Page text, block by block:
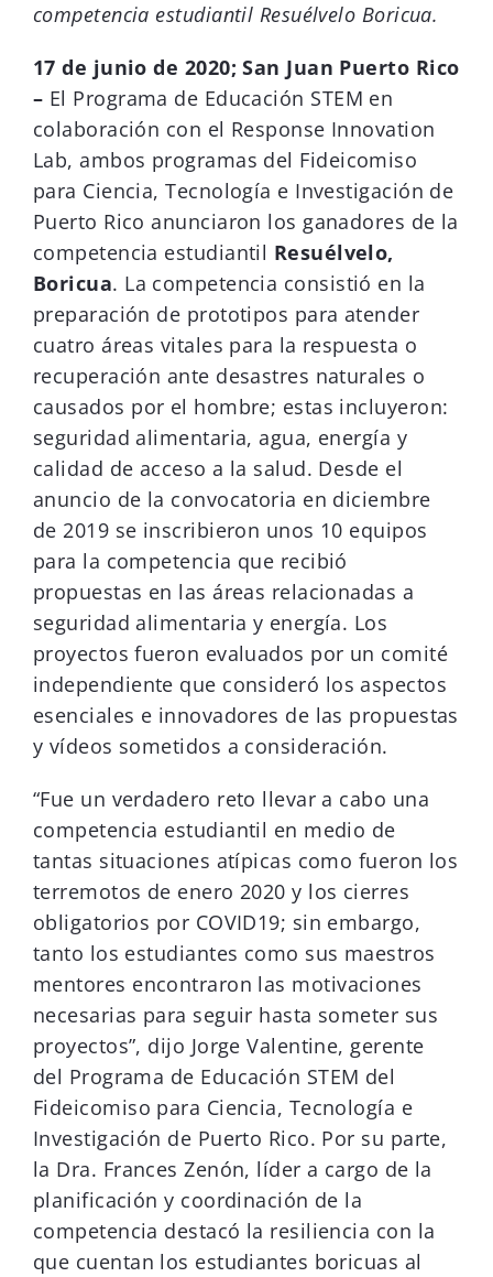
competencia estudiantil Resuélvelo Boricua.
17 de junio de 2020; San Juan Puerto Rico
– El Programa de Educación STEM en
colaboración con el Response Innovation
Lab, ambos programas del Fideicomiso
para Ciencia, Tecnología e Investigación de
Puerto Rico anunciaron los ganadores de la
competencia estudiantil Resuélvelo,
Boricua. La competencia consistió en la
preparación de prototipos para atender
cuatro áreas vitales para la respuesta o
recuperación ante desastres naturales o
causados por el hombre; estas incluyeron:
seguridad alimentaria, agua, energía y
calidad de acceso a la salud. Desde el
anuncio de la convocatoria en diciembre
de 2019 se inscribieron unos 10 equipos
para la competencia que recibió
propuestas en las áreas relacionadas a
seguridad alimentaria y energía. Los
proyectos fueron evaluados por un comité
independiente que consideró los aspectos
esenciales e innovadores de las propuestas
y vídeos sometidos a consideración.
“Fue un verdadero reto llevar a cabo una
competencia estudiantil en medio de
tantas situaciones atípicas como fueron los
terremotos de enero 2020 y los cierres
obligatorios por COVID19; sin embargo,
tanto los estudiantes como sus maestros
mentores encontraron las motivaciones
necesarias para seguir hasta someter sus
proyectos”, dijo Jorge Valentine, gerente
del Programa de Educación STEM del
Fideicomiso para Ciencia, Tecnología e
Investigación de Puerto Rico. Por su parte,
la Dra. Frances Zenón, líder a cargo de la
planificación y coordinación de la
competencia destacó la resiliencia con la
que cuentan los estudiantes boricuas al